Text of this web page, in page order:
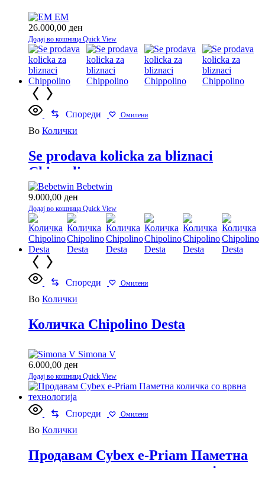
EM
26.000,00 ден
Додај во кошница Quick View
Спореди Омилени
Во Колички
Se prodava kolicka za bliznaci
Chippolino
Bebetwin
9.000,00 ден
Додај во кошница Quick View
Спореди Омилени
Во Колички
Количка Chipolino Desta
Simona V
6.000,00 ден
Додај во кошница Quick View
Спореди Омилени
Во Колички
Продавам Cybex e-Priam Паметна
количка со врвна технологија